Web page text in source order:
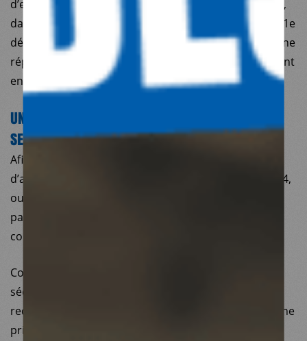
d’eau et d’électricité… Cette situation catastrophique,
dans le contexte préalable d’extrême précarité du 101e
département français, a nous a conduit à apporter une
réponse d’urgence pour faire à des besoins qui restent
encore considérables à ce jour.
UNE DÉMOCRATIE ASSOCIATIVE RENFORCÉE, AU
SERVICE DE L’ENGAGEMENT
Afin de renforcer la vitalité associative, le Conseil
d’administration (CA) a, depuis le mois d’octobre 2024,
ouvert ses réunions mensuelles au public, et plus
particulièrement aux adhérents et membres de la
communauté Médecins du Monde.
Concernant la qualité de vie au travail, le CA fait de la
sécurité des équipes, de leur bien-être et de la
reconnaissance du travail de chacun et chacune et une
priorité absolue. Depuis l’AG de 2024, la QVCT est